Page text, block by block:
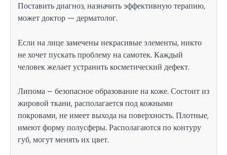
Поставить диагноз, назначить эффективную терапию,
может доктор — дерматолог.
Если на лице замечены некрасивые элементы, никто
не хочет пускать проблему на самотек. Каждый
человек желает устранить косметический дефект.
Липома – безопасное образование на коже. Состоит из
жировой ткани, располагается под кожными
покровами, не имеет выхода на поверхность. Плотные,
имеют форму полусферы. Располагаются по контуру
губ, могут менять их цвет.